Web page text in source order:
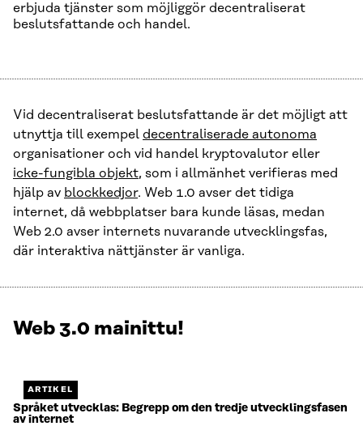
erbjuda tjänster som möjliggör decentraliserat
beslutsfattande och handel.
Vid decentraliserat beslutsfattande är det möjligt att
utnyttja till exempel decentraliserade autonoma
organisationer och vid handel kryptovalutor eller
icke-fungibla objekt, som i allmänhet verifieras med
hjälp av blockkedjor. Web 1.0 avser det tidiga
internet, då webbplatser bara kunde läsas, medan
Web 2.0 avser internets nuvarande utvecklingsfas,
där interaktiva nättjänster är vanliga.
Web 3.0 mainittu!
ARTIKEL
Språket utvecklas: Begrepp om den tredje utvecklingsfasen
av internet
Näytetään
Jäljellä